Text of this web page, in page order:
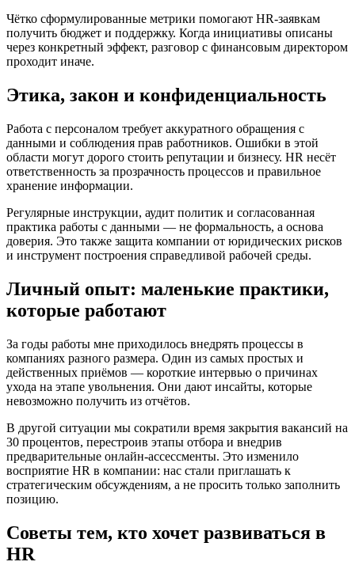
Чётко сформулированные метрики помогают HR-заявкам
получить бюджет и поддержку. Когда инициативы описаны
через конкретный эффект, разговор с финансовым директором
проходит иначе.
Этика, закон и конфиденциальность
Работа с персоналом требует аккуратного обращения с
данными и соблюдения прав работников. Ошибки в этой
области могут дорого стоить репутации и бизнесу. HR несёт
ответственность за прозрачность процессов и правильное
хранение информации.
Регулярные инструкции, аудит политик и согласованная
практика работы с данными — не формальность, а основа
доверия. Это также защита компании от юридических рисков
и инструмент построения справедливой рабочей среды.
Личный опыт: маленькие практики,
которые работают
За годы работы мне приходилось внедрять процессы в
компаниях разного размера. Один из самых простых и
действенных приёмов — короткие интервью о причинах
ухода на этапе увольнения. Они дают инсайты, которые
невозможно получить из отчётов.
В другой ситуации мы сократили время закрытия вакансий на
30 процентов, перестроив этапы отбора и внедрив
предварительные онлайн-ассессменты. Это изменило
восприятие HR в компании: нас стали приглашать к
стратегическим обсуждениям, а не просить только заполнить
позицию.
Советы тем, кто хочет развиваться в
HR